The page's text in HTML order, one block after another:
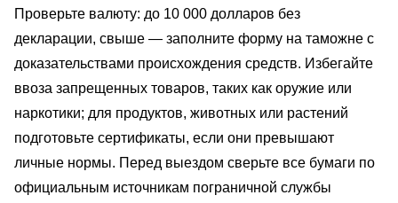
Проверьте валюту: до 10 000 долларов без
декларации, свыше — заполните форму на таможне с
доказательствами происхождения средств. Избегайте
ввоза запрещенных товаров, таких как оружие или
наркотики; для продуктов, животных или растений
подготовьте сертификаты, если они превышают
личные нормы. Перед выездом сверьте все бумаги по
официальным источникам пограничной службы